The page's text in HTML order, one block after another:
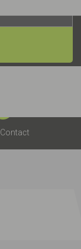
Contact